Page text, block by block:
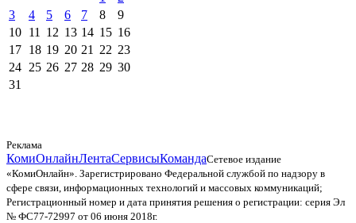
3
4 5 6 7 8
9
10 11 12 13 14 15 16
17 18 19 20 21 22 23
24 25 26 27 28 29 30
31
Реклама
КомиОнлайнЛентаСервисыКомандаСетевое издание
«КомиОнлайн». Зарегистрировано Федеральной службой по надзору в
сфере связи, информационных технологий и массовых коммуникаций;
Регистрационный номер и дата принятия решения о регистрации: серия Эл
№ ФС77-72997 от 06 июня 2018г.